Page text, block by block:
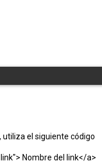
utiliza el siguiente código
Nombre del link</a>